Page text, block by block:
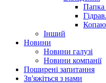
Папка
Інший
Новини
Новини галузі
Новини компанії
Поширені запитання
Зв'яжіться з нами